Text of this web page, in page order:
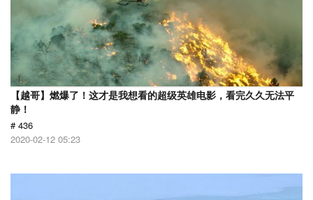
【越哥】燃爆了！这才是我想看的超级英雄电影，看完久久无法平
静！
# 436
2020-02-12 05:23